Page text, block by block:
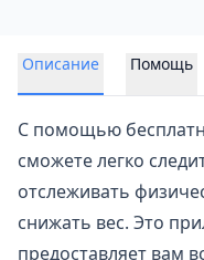
Описание Помощь
С помощью
сможете легко
отслеживать
снижать вес. Это
предоставляет вам